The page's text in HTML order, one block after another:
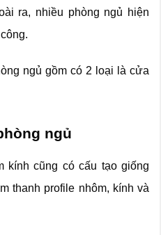
ra, nhiều phòng ngủ hiện
ngủ gồm có 2 loại là cửa
ngủ
kính cũng có cấu tạo giống
thanh profile nhôm, kính và